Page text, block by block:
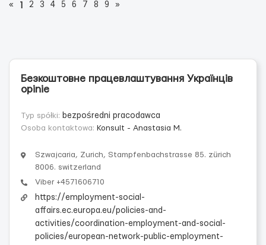
« 2 3 4 5 6 7 8 9 »
Безкоштовне працевлаштування Українців
opinie
Typ spółki: bezpośredni pracodawca
Osoba kontaktowa: Konsult - Anastasia M.
Szwajcaria, Zurich, Stampfenbachstrasse 85. zürich
8006. switzerland
Viber +4571606710
https://employment-social-
affairs.ec.europa.eu/policies-and-
activities/coordination-employment-and-social-
policies/european-network-public-employment-